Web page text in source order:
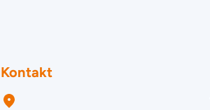
Kontakt